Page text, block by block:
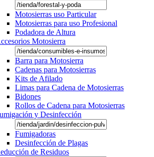
Motosierras uso Particular
Motosierras para uso Profesional
Podadora de Altura
Motosierra
Barra para Motosierra
Cadenas para Motosierras
Kits de Afilado
Limas para Cadena de Motosierras
Bidones
Rollos de Cadena para Motosierras
y Desinfección
Fumigadoras
Desinfección de Plagas
de Residuos